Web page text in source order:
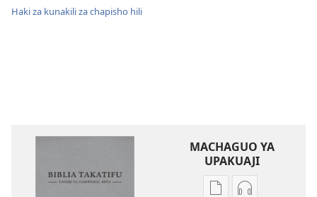
Haki za kunakili za chapisho hili
MACHAGUO YA
UPAKUAJI